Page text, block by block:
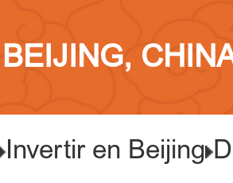
BEIJING,
Invertir en Beijing